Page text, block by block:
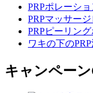
PRPポレーショ
PRPマッサー
PRPピーリン
ワキの下の
キャンペーン